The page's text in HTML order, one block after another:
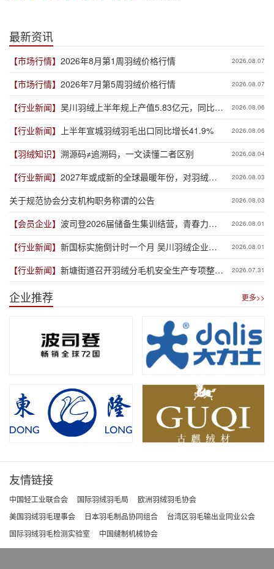
最新资讯
【市场行情】 2026年8月第1周羽绒价格行情 2026.08.07
【市场行情】 2026年7月第5周羽绒价格行情 2026.08.07
【行业新闻】 吴川羽绒上半年规上产值5.83亿元，同比增
长19.3%
2026.08.06
【行业新闻】 上半年宣城羽绒羽毛出口同比增长41.9% 2026.08.06
【羽绒知识】 溯源码≠追溯码，一文读懂二者区别 2026.08.04
【行业新闻】 2027年或成新的全球最暖年份，对羽绒产
业有何影响？
2026.08.03
关于规范协会分支机构职务称谓的公告 2026.08.03
【会员企业】 波司登2026届储备生集训结营，青春力量
赋能品牌新程
2026.08.01
【行业新闻】 新国标实施倒计时一个月 吴川羽绒企业集
体“抢跑”新规
2026.08.01
【行业新闻】 新塘街道召开羽绒分毛机安全生产专项整治
推进会
2026.07.31
企业推荐 更多>>
友情链接
中国轻工业联合会 国际羽绒羽毛局
欧洲羽绒羽毛协会
美国羽绒羽毛理事会
日本羽毛制品协同组合
台湾区羽毛输出业同业公会
国际羽绒羽毛检测实验室
中国缝制机械协会